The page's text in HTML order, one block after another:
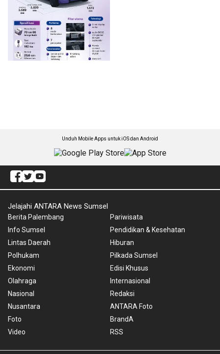
Unduh Mobile Apps untuk iOS dan Android
Jelajahi ANTARA News Sumsel
Berita Palembang
Info Sumsel
Lintas Daerah
Polhukam
Ekonomi
Olahraga
Nasional
Nusantara
Foto
Video
Pariwisata
Pendidikan & Kesehatan
Hiburan
Pilkada Sumsel
Edisi Khusus
Internasional
Redaksi
ANTARA Foto
BrandA
RSS